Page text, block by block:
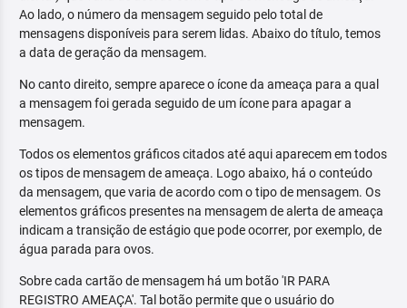
Ao lado, o número da mensagem seguido pelo total de
mensagens disponíveis para serem lidas. Abaixo do título, temos
a data de geração da mensagem.
No canto direito, sempre aparece o ícone da ameaça para a qual
a mensagem foi gerada seguido de um ícone para apagar a
mensagem.
Todos os elementos gráficos citados até aqui aparecem em todos
os tipos de mensagem de ameaça. Logo abaixo, há o conteúdo
da mensagem, que varia de acordo com o tipo de mensagem. Os
elementos gráficos presentes na mensagem de alerta de ameaça
indicam a transição de estágio que pode ocorrer, por exemplo, de
água parada para ovos.
Sobre cada cartão de mensagem há um botão 'IR PARA
REGISTRO AMEAÇA'. Tal botão permite que o usuário do